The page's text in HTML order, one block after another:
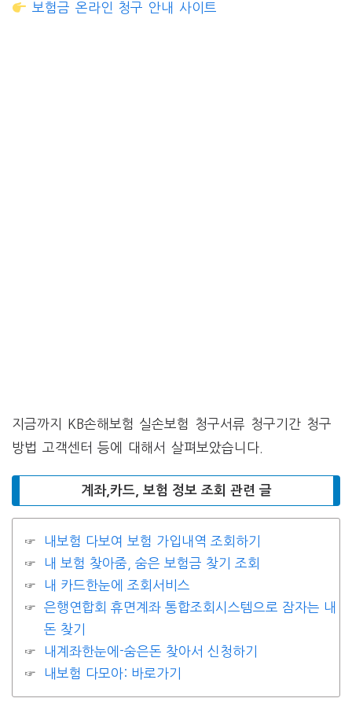
보험금 온라인 청구 안내 사이트
지금까지 KB손해보험 실손보험 청구서류 청구기간 청구
방법 고객센터 등에 대해서 살펴보았습니다.
계좌,카드, 보험 정보 조회 관련 글
내보험 다보여 보험 가입내역 조회하기
내 보험 찾아줌, 숨은 보험금 찾기 조회
내 카드한눈에 조회서비스
은행연합회 휴면계좌 통합조회시스템으로 잠자는 내
돈 찾기
내계좌한눈에-숨은돈 찾아서 신청하기
내보험 다모아: 바로가기